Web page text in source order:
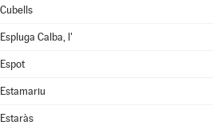
Cubells
Espluga Calba, l'
Espot
Estamariu
Estaràs